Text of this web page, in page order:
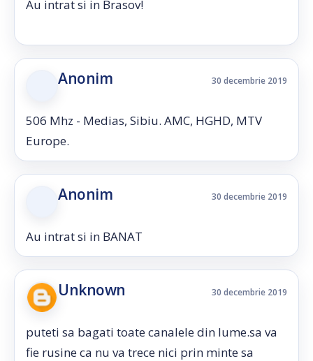
Au intrat si in Brasov!
Anonim 30 decembrie 2019
506 Mhz - Medias, Sibiu. AMC, HGHD, MTV
Europe.
Anonim 30 decembrie 2019
Au intrat si in BANAT
Unknown 30 decembrie 2019
puteti sa bagati toate canalele din lume.sa va
fie rusine ca nu va trece nici prin minte sa